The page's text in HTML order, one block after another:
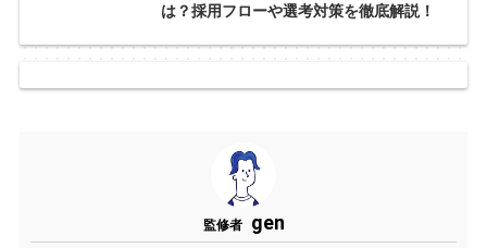
は？採用フローや選考対策を徹底解説！
監修者 gen